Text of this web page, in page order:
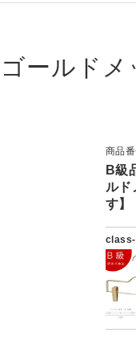
ールド
商品
B級
ルド
す】